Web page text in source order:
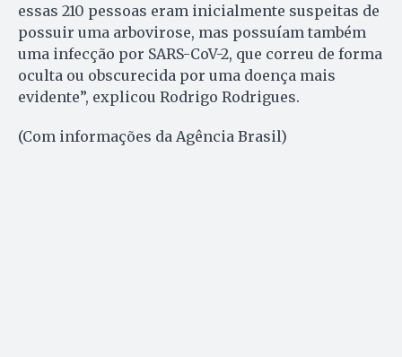
essas 210 pessoas eram inicialmente suspeitas de
possuir uma arbovirose, mas possuíam também
uma infecção por SARS-CoV-2, que correu de forma
oculta ou obscurecida por uma doença mais
evidente”, explicou Rodrigo Rodrigues.
(Com informações da Agência Brasil)